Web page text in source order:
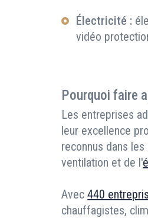
Électricité :
vidéo
Pourquoi faire
Les entreprises
leur excellence
reconnus dans
ventilation et de l'
Avec440
chauffagistes,